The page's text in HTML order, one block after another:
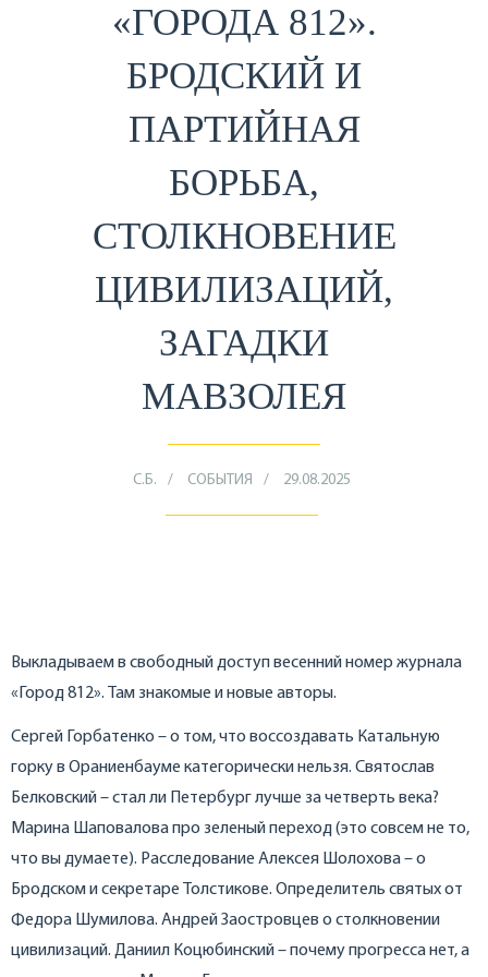
«ГОРОДА 812».
БРОДСКИЙ И
ПАРТИЙНАЯ
БОРЬБА,
СТОЛКНОВЕНИЕ
ЦИВИЛИЗАЦИЙ,
ЗАГАДКИ
МАВЗОЛЕЯ
С.Б. СОБЫТИЯ 29.08.2025
Выкладываем в свободный доступ весенний номер журнала
«Город 812». Там знакомые и новые авторы.
Сергей Горбатенко – о том, что воссоздавать Катальную
горку в Ораниенбауме категорически нельзя. Святослав
Белковский – стал ли Петербург лучше за четверть века?
Марина Шаповалова про зеленый переход (это совсем не то,
что вы думаете). Расследование Алексея Шолохова – о
Бродском и секретаре Толстикове. Определитель святых от
Федора Шумилова. Андрей Заостровцев о столкновении
цивилизаций. Даниил Коцюбинский – почему прогресса нет, а